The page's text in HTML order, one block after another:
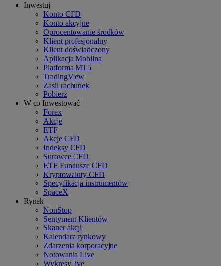
Inwestuj
Konto CFD
Konto akcyjne
Oprocentowanie środków
Klient profesjonalny
Klient doświadczony
Aplikacja Mobilna
Platforma MT5
TradingView
Zasil rachunek
Pobierz
W co Inwestować
Forex
Akcje
ETF
Akcje CFD
Indeksy CFD
Surowce CFD
ETF Fundusze CFD
Kryptowaluty CFD
Specyfikacja instrumentów
SpaceX
Rynek
NonStop
Sentyment Klientów
Skaner akcji
Kalendarz rynkowy
Zdarzenia korporacyjne
Notowania Live
Wykresy live